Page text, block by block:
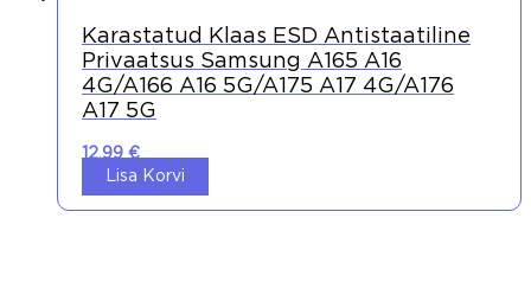
Karastatud Klaas ESD Antistaatiline
Privaatsus Samsung A165 A16
4G/A166 A16 5G/A175 A17 4G/A176
A17 5G
12,99 €
Lisa Korvi